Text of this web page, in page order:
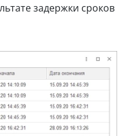
задержки сроков